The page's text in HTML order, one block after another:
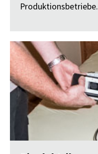
Produktionsbetriebe.